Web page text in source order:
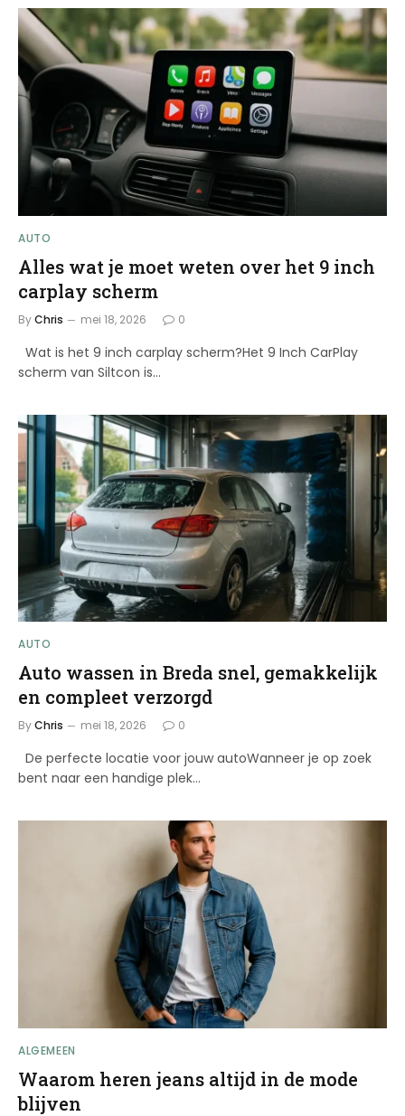
AUTO
Alles wat je moet weten over het 9 inch
carplay scherm
ByChris mei 18, 2026 0
Wat is het 9 inch carplay scherm?Het 9 Inch CarPlay
scherm van Siltcon is…
AUTO
Auto wassen in Breda snel, gemakkelijk
en compleet verzorgd
ByChris mei 18, 2026 0
De perfecte locatie voor jouw autoWanneer je op zoek
bent naar een handige plek…
ALGEMEEN
Waarom heren jeans altijd in de mode
blijven